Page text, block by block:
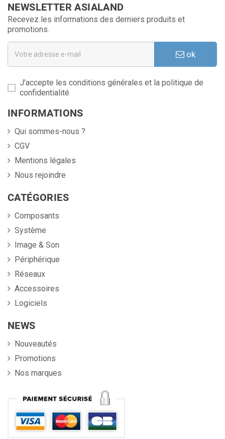
NEWSLETTER ASIALAND
Recevez les informations des derniers produits et
promotions.
ok
J'accepte les conditions générales et la politique de
confidentialité
INFORMATIONS
Qui sommes-nous ?
CGV
Mentions légales
Nous rejoindre
CATÉGORIES
Composants
Système
Image & Son
Périphérique
Réseaux
Accessoires
Logiciels
NEWS
Nouveautés
Promotions
Nos marques